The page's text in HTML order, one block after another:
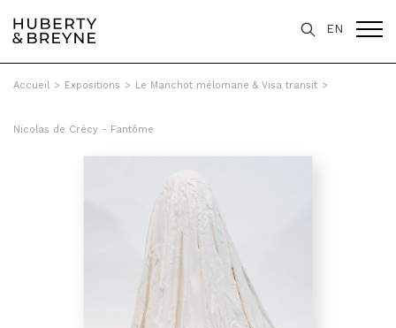
EN
Accueil > Expositions > Le Manchot mélomane & Visa transit >
Nicolas de Crécy - Fantôme